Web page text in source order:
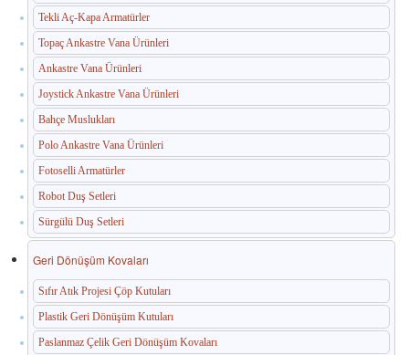
Havuz Duş Kulesi & Sahil Duş Kulesi
Açık Alan Su Çeşmesi(Sebil)
Medikal Ekipmanlar
Paslanmaz Havuz Ekipmanları
🛒 TEKLIF SEPETIM
İLETIŞIM
Tekli Aç-Kapa Armatürler
Topaç Ankastre Vana Ürünleri
Ankastre Vana Ürünleri
Joystick Ankastre Vana Ürünleri
Bahçe Muslukları
Polo Ankastre Vana Ürünleri
Fotoselli Armatürler
Robot Duş Setleri
Sürgülü Duş Setleri
Geri Dönüşüm Kovaları
Sıfır Atık Projesi Çöp Kutuları
Plastik Geri Dönüşüm Kutuları
Paslanmaz Çelik Geri Dönüşüm Kovaları